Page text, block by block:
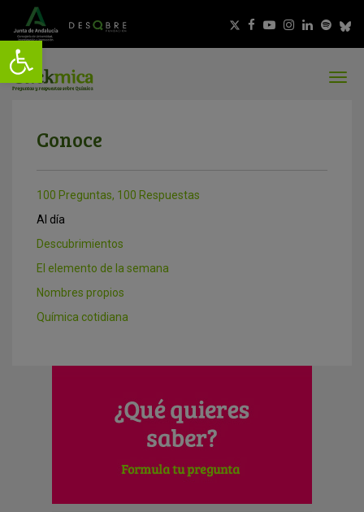
Conoce
100 Preguntas, 100 Respuestas
Al día
Descubrimientos
El elemento de la semana
Nombres propios
Química cotidiana